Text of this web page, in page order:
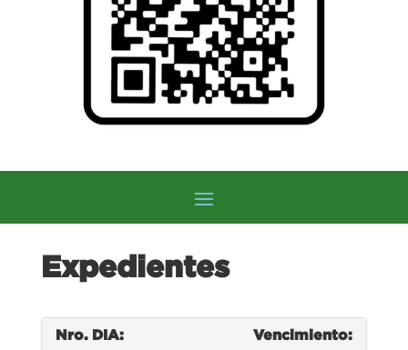
Expedientes
Nro. DIA: Vencimiento: